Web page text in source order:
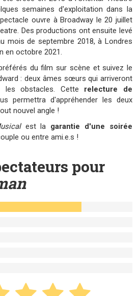
semaines d'exploitation dans la
ouvre à Broadway le 20 juillet
Des productions ont ensuite levé
mois de septembre 2018, à Londres
en octobre 2021.
du film sur scène et suivez le
: deux âmes sœurs qui arriveront
obstacles. Cette relecture de
permettra d'appréhender les deux
nouvel angle !
est la garantie d'une soirée
ou entre ami.e.s !
pour